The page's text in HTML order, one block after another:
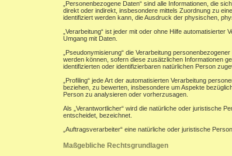
„Personenbezogene Daten“ sind alle Informationen, die
direkt oder indirekt, insbesondere mittels Zuordnung zu
identifiziert werden kann, die Ausdruck der physischen,
„Verarbeitung“ ist jeder mit oder ohne Hilfe
Umgang mit Daten.
„Pseudonymisierung“ die Verarbeitung
werden können, sofern diese zusätzlichen Informationen
identifizierten oder identifizierbaren natürlichen Person
„Profiling“ jede Art der automatisierten Verarbeitung
beziehen, zu bewerten, insbesondere um Aspekte
Person zu analysieren oder vorherzusagen.
Als „Verantwortlicher“ wird die natürliche oder juristische
entscheidet, bezeichnet.
„Auftragsverarbeiter“ eine natürliche oder juristische
Maßgebliche Rechtsgrundlagen